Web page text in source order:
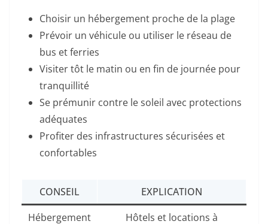
Choisir un hébergement proche de la plage
Prévoir un véhicule ou utiliser le réseau de
bus et ferries
Visiter tôt le matin ou en fin de journée pour
tranquillité
Se prémunir contre le soleil avec protections
adéquates
Profiter des infrastructures sécurisées et
confortables
CONSEIL
EXPLICATION
Hébergement
Hôtels et locations à